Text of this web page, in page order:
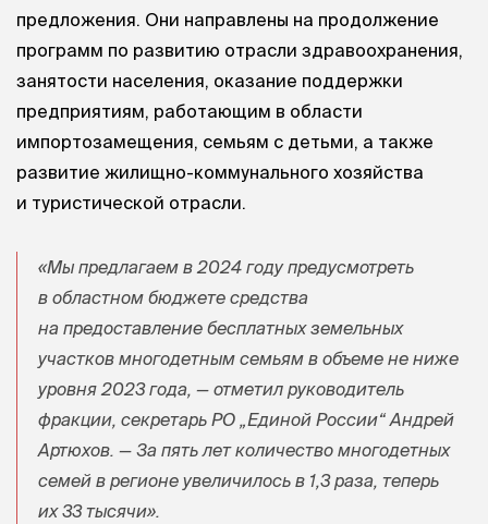
предложения. Они направлены на продолжение
программ по развитию отрасли здравоохранения,
занятости населения, оказание поддержки
предприятиям, работающим в области
импортозамещения, семьям с детьми, а также
развитие жилищно-коммунального хозяйства
и туристической отрасли.
«Мы предлагаем в 2024 году предусмотреть
в областном бюджете средства
на предоставление бесплатных земельных
участков многодетным семьям в объеме не ниже
уровня 2023 года, — отметил руководитель
фракции, секретарь РО „Единой России“ Андрей
Артюхов. — За пять лет количество многодетных
семей в регионе увеличилось в 1,3 раза, теперь
их 33 тысячи».